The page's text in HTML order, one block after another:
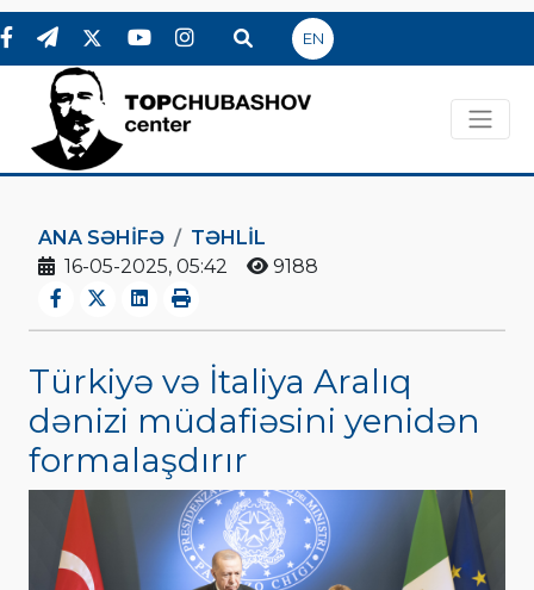
EN
ANA SƏHIFƏ
TƏHLİL
16-05-2025, 05:42
9188
Türkiyə və İtaliya Aralıq
dənizi müdafiəsini yenidən
formalaşdırır